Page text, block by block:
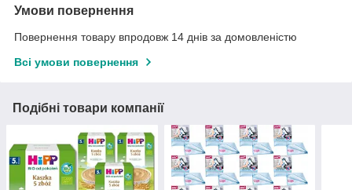
Умови повернення
Повернення товару впродовж 14 днів за домовленістю
Всі умови повернення
Подібні товари компанії